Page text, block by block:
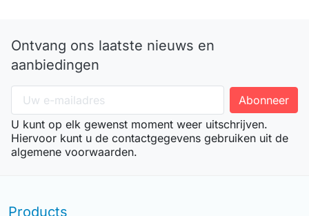
Ontvang ons laatste nieuws en
aanbiedingen
U kunt op elk gewenst moment weer uitschrijven.
Hiervoor kunt u de contactgegevens gebruiken uit de
algemene voorwaarden.
Products